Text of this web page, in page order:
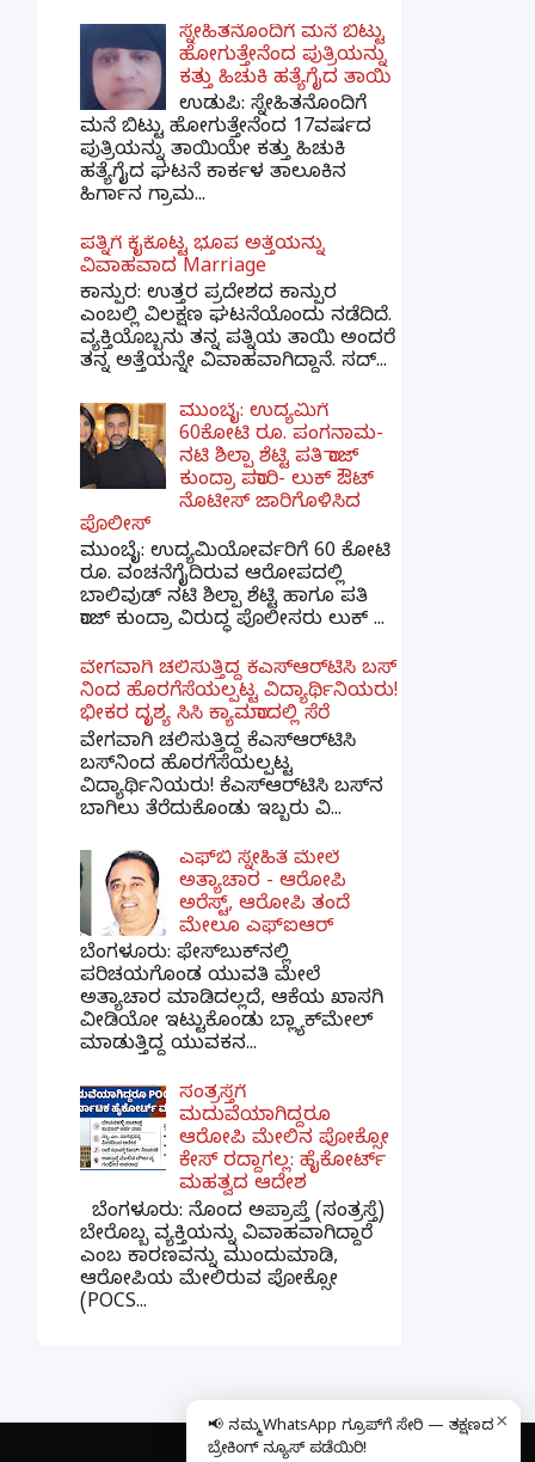
ಸ್ನೇಹಿತನೊಂದಿಗೆ ಮನೆ ಬಿಟ್ಟು
ಹೋಗುತ್ತೇನೆಂದ ಪುತ್ರಿಯನ್ನು
ಕತ್ತು ಹಿಚುಕಿ ಹತ್ಯೆಗೈದ ತಾಯಿ
ಉಡುಪಿ: ಸ್ನೇಹಿತನೊಂದಿಗೆ
ಮನೆ ಬಿಟ್ಟು ಹೋಗುತ್ತೇನೆಂದ 17ವರ್ಷದ
ಪುತ್ರಿಯನ್ನು ತಾಯಿಯೇ ಕತ್ತು ಹಿಚುಕಿ
ಹತ್ಯೆಗೈದ ಘಟನೆ ಕಾರ್ಕಳ ತಾಲೂಕಿನ
ಹಿರ್ಗಾನ ಗ್ರಾಮ...
ಪತ್ನಿಗೆ ಕೈಕೊಟ್ಟ ಭೂಪ ಅತ್ತೆಯನ್ನು
ವಿವಾಹವಾದ Marriage
ಕಾನ್ಪುರ: ಉತ್ತರ ಪ್ರದೇಶದ ಕಾನ್ಪುರ
ಎಂಬಲ್ಲಿ ವಿಲಕ್ಷಣ ಘಟನೆಯೊಂದು ನಡೆದಿದೆ.
ವ್ಯಕ್ತಿಯೊಬ್ಬನು ತನ್ನ ಪತ್ನಿಯ ತಾಯಿ ಅಂದರೆ
ತನ್ನ ಅತ್ತೆಯನ್ನೇ ವಿವಾಹವಾಗಿದ್ದಾನೆ. ಸದ್...
ಮುಂಬೈ: ಉದ್ಯಮಿಗೆ
60ಕೋಟಿ ರೂ. ಪಂಗನಾಮ-
ನಟಿ ಶಿಲ್ಪಾ ಶೆಟ್ಟಿ ಪತಿ ರಾಜ್
ಕುಂದ್ರಾ ಪರಾರಿ- ಲುಕ್ ಔಟ್
ನೊಟೀಸ್ ಜಾರಿಗೊಳಿಸಿದ
ಪೊಲೀಸ್
ಮುಂಬೈ: ಉದ್ಯಮಿಯೋರ್ವರಿಗೆ 60 ಕೋಟಿ
ರೂ. ವಂಚನೆಗೈದಿರುವ ಆರೋಪದಲ್ಲಿ
ಬಾಲಿವುಡ್ ನಟಿ ಶಿಲ್ಪಾ ಶೆಟ್ಟಿ ಹಾಗೂ ಪತಿ
ರಾಜ್ ಕುಂದ್ರಾ ವಿರುದ್ಧ ಪೊಲೀಸರು ಲುಕ್ ...
ವೇಗವಾಗಿ ಚಲಿಸುತ್ತಿದ್ದ ಕೆಎಸ್​ಆರ್​ಟಿಸಿ ಬಸ್​
ನಿಂದ ಹೊರಗೆಸೆಯಲ್ಪಟ್ಟ ವಿದ್ಯಾರ್ಥಿನಿಯರು!
ಭೀಕರ ದೃಶ್ಯ ಸಿಸಿ ಕ್ಯಾಮರಾದಲ್ಲಿ ಸೆರೆ
ವೇಗವಾಗಿ ಚಲಿಸುತ್ತಿದ್ದ ಕೆಎಸ್‌ಆರ್‌ಟಿಸಿ
ಬಸ್‌ನಿಂದ ಹೊರಗೆಸೆಯಲ್ಪಟ್ಟ
ವಿದ್ಯಾರ್ಥಿನಿಯರು! ಕೆಎಸ್‌ಆರ್‌ಟಿಸಿ ಬಸ್‌ನ
ಬಾಗಿಲು ತೆರೆದುಕೊಂಡು ಇಬ್ಬರು ವಿ...
ಎಫ್‌ಬಿ ಸ್ನೇಹಿತೆ ಮೇಲೆ
ಅತ್ಯಾಚಾರ - ಆರೋಪಿ
ಅರೆಸ್ಟ್, ಆರೋಪಿ ತಂದೆ
ಮೇಲೂ ಎಫ್ಐಆರ್
ಬೆಂಗಳೂರು: ಫೇಸ್‌ಬುಕ್‌ನಲ್ಲಿ
ಪರಿಚಯಗೊಂಡ ಯುವತಿ ಮೇಲೆ
ಅತ್ಯಾಚಾರ ಮಾಡಿದಲ್ಲದೆ, ಆಕೆಯ ಖಾಸಗಿ
ವೀಡಿಯೋ ಇಟ್ಟುಕೊಂಡು ಬ್ಲ್ಯಾಕ್‌ಮೇಲ್
ಮಾಡುತ್ತಿದ್ದ ಯುವಕನ...
ಸಂತ್ರಸ್ತೆಗೆ
ಮದುವೆಯಾಗಿದ್ದರೂ
ಆರೋಪಿ ಮೇಲಿನ ಪೋಕ್ಸೋ
ಕೇಸ್ ರದ್ದಾಗಲ್ಲ: ಹೈಕೋರ್ಟ್
ಮಹತ್ವದ ಆದೇಶ
ಬೆಂಗಳೂರು: ನೊಂದ ಅಪ್ರಾಪ್ತೆ (ಸಂತ್ರಸ್ತೆ)
ಬೇರೊಬ್ಬ ವ್ಯಕ್ತಿಯನ್ನು ವಿವಾಹವಾಗಿದ್ದಾರೆ
ಎಂಬ ಕಾರಣವನ್ನು ಮುಂದುಮಾಡಿ,
ಆರೋಪಿಯ ಮೇಲಿರುವ ಪೋಕ್ಸೋ
(POCS...
×
📢 ನಮ್ಮ WhatsApp ಗ್ರೂಪ್‌ಗೆ ಸೇರಿ — ತಕ್ಷಣದ
ಬ್ರೇಕಿಂಗ್ ನ್ಯೂಸ್ ಪಡೆಯಿರಿ!